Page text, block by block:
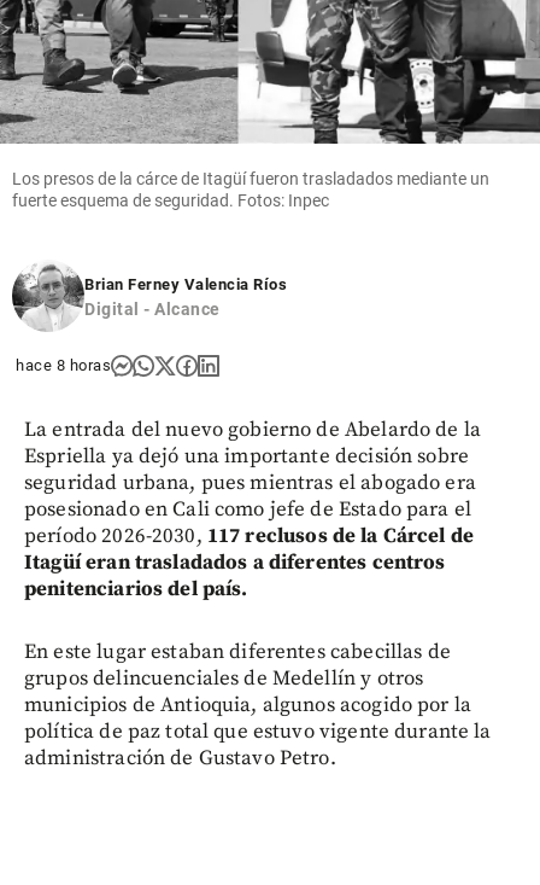
Cita
Textual
share
Los presos de la cárce de Itagüí fueron trasladados mediante un
fuerte esquema de seguridad. Fotos: Inpec
Brian Ferney Valencia Ríos
Digital - Alcance
hace 8 horas
La entrada del nuevo gobierno de Abelardo de la
Espriella ya dejó una importante decisión sobre
seguridad urbana, pues mientras el abogado era
posesionado en Cali como jefe de Estado para el
período 2026-2030, 117 reclusos de la Cárcel de
Itagüí eran trasladados a diferentes centros
penitenciarios del país.
En este lugar estaban diferentes cabecillas de
grupos delincuenciales de Medellín y otros
municipios de Antioquia, algunos acogido por la
política de paz total que estuvo vigente durante la
administración de Gustavo Petro.